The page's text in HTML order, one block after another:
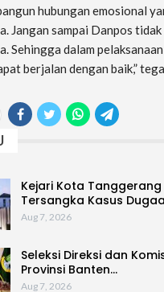
hubungan emosional
Jangan sampai Danpos tidak
Sehingga dalam
berjalan dengan baik,”
Kejari Kota
Tersangka Kasus
Aug 7, 2026
Seleksi Direksi dan
Provinsi Banten…
Aug 7, 2026